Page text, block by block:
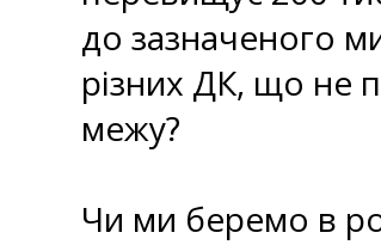
до зазначеного
різних ДК, що не
межу?
Чи ми беремо в